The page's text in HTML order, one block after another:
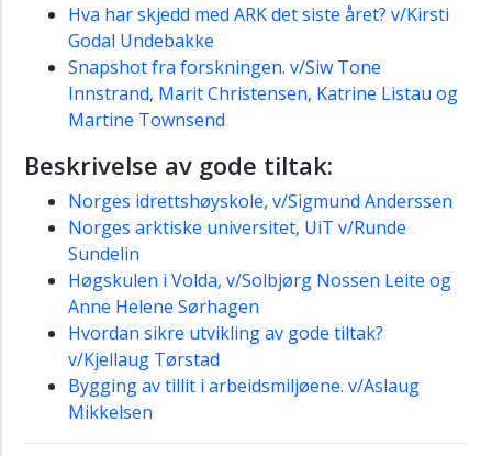
Hva har skjedd med ARK det siste året? v/Kirsti
Godal Undebakke
Snapshot fra forskningen. v/Siw Tone
Innstrand, Marit Christensen, Katrine Listau og
Martine Townsend
Beskrivelse av gode tiltak:
Norges idrettshøyskole, v/Sigmund Anderssen
Norges arktiske universitet, UiT v/Runde
Sundelin
Høgskulen i Volda, v/Solbjørg Nossen Leite og
Anne Helene Sørhagen
Hvordan sikre utvikling av gode tiltak?
v/Kjellaug Tørstad
Bygging av tillit i arbeidsmiljøene. v/Aslaug
Mikkelsen